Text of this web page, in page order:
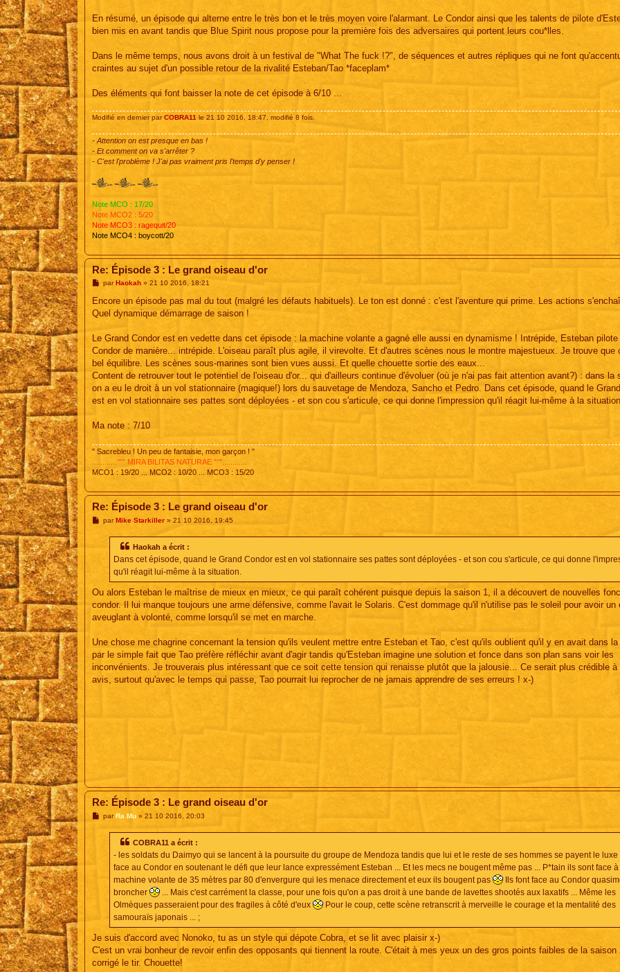
En résumé, un épisode qui alterne entre le très bon et le très moyen voire l'alarmant. Le Condor ainsi que les talents de pilote
bien mis en avant tandis que Blue Spirit nous propose pour la première fois des adversaires qui portent leurs cou*lles.
Dans le même temps, nous avons droit à un festival de "What The fuck !?", de séquences et autres répliques qui ne font
craintes au sujet d'un possible retour de la rivalité Esteban/Tao *faceplam*
Des éléments qui font baisser la note de cet épisode à 6/10 ...
Modifié en dernier parCOBRA11 le 21 10 2016, 18:47, modifié 8 fois.
- Attention on est presque en bas !
- Et comment on va s'arrêter ?
- C'est l'problème ! J'ai pas vraiment pris l'temps d'y penser !
Note MCO : 17/20
Note MCO2 : 5/20
Note MCO3 : ragequit/20
Note MCO4 : boycott/20
Re: Épisode 3 : Le grand oiseau d'or
M
s
a
par Haokah» 21 10 2016, 18:21
Encore un épisode pas mal du tout (malgré les défauts habituels). Le ton est donné : c'est l'aventure qui prime. Les actions
Quel dynamique démarrage de saison !
Le Grand Condor est en vedette dans cet épisode : la machine volante a gagné elle aussi en dynamisme ! Intrépide, Esteban pilote
Condor de manière... intrépide. L'oiseau paraît plus agile, il virevolte. Et d'autres scènes nous le montre majestueux. Je trouve que
bel équilibre. Les scènes sous-marines sont bien vues aussi. Et quelle chouette sortie des eaux...
Content de retrouver tout le potentiel de l'oiseau d'or... qui d'ailleurs continue d'évoluer (où je n'ai pas fait attention avant?) : dans la
on a eu le droit à un vol stationnaire (magique!) lors du sauvetage de Mendoza, Sancho et Pedro. Dans cet épisode, quand le
est en vol stationnaire ses pattes sont déployées - et son cou s'articule, ce qui donne l'impression qu'il réagit lui-même à la
Ma note : 7/10
" Sacrebleu ! Un peu de fantaisie, mon garçon ! "
............°°° MIRA BILITAS NATURAE °°°............
MCO1 : 19/20 ... MCO2 : 10/20 ... MCO3 : 15/20
Re: Épisode 3 : Le grand oiseau d'or
MparMike Starkiller» 21 10 2016, 19:45
Haokah a écrit :
Dans cet épisode, quand le Grand Condor est en vol stationnaire ses pattes sont déployées - et son cou s'articule, ce qui donne
qu'il réagit lui-même à la situation.
Ou alors Esteban le maîtrise de mieux en mieux, ce qui paraît cohérent puisque depuis la saison 1, il a découvert de nouvelles
condor. Il lui manque toujours une arme défensive, comme l'avait le Solaris. C'est dommage qu'il n'utilise pas le soleil pour avoir un
aveuglant à volonté, comme lorsqu'il se met en marche.
Une chose me chagrine concernant la tension qu'ils veulent mettre entre Esteban et Tao, c'est qu'ils oublient qu'il y en avait dans
par le simple fait que Tao préfère réfléchir avant d'agir tandis qu'Esteban imagine une solution et fonce dans son plan sans voir les
inconvénients. Je trouverais plus intéressant que ce soit cette tension qui renaisse plutôt que la jalousie... Ce serait plus crédible à
avis, surtout qu'avec le temps qui passe, Tao pourrait lui reprocher de ne jamais apprendre de ses erreurs ! x-)
Re: Épisode 3 : Le grand oiseau d'or
MparRa Mu» 21 10 2016, 20:03
COBRA11 a écrit :
- les soldats du Daimyo qui se lancent à la poursuite du groupe de Mendoza tandis que lui et le reste de ses hommes se payent le luxe
face au Condor en soutenant le défi que leur lance expressément Esteban ... Et les mecs ne bougent même pas ... P*tain ils sont face à
machine volante de 35 mètres par 80 d'envergure qui les menace directement et eux ils bougent pas
Ils font face au Condor
broncher
... Mais c'est carrément la classe, pour une fois qu'on a pas droit à une bande de lavettes shootés aux laxatifs ... Même les
Olmèques passeraient pour des fragiles à côté d'eux
Pour le coup, cette scène retranscrit à merveille le courage et la mentalité des
samouraïs japonais ... ;
Je suis d'accord avec Nonoko, tu as un style qui dépote Cobra, et se lit avec plaisir x-)
C'est un vrai bonheur de revoir enfin des opposants qui tiennent la route. C'était à mes yeux un des gros points faibles de la
corrigé le tir. Chouette!